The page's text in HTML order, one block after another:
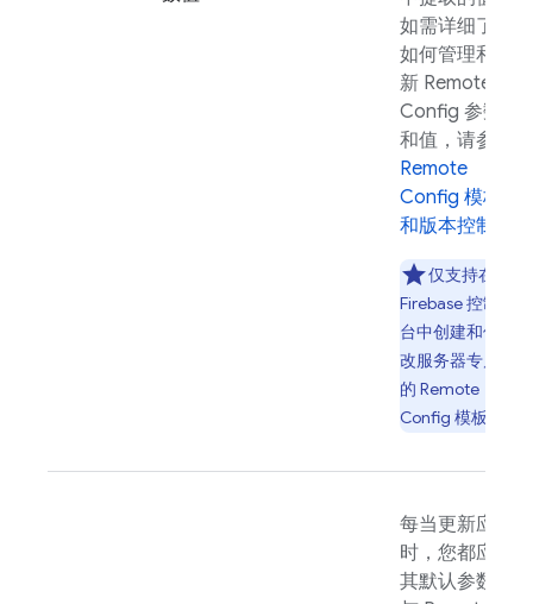
如需详细了解
如何管理和更
新 Remote
Config 参数
和值，请参阅
Remote
Config 模板
和版本控制
仅支持在
Firebase控制
台中创建和修
改服务器专属
的 Remote
Config 模板。
每当更新应用
时，您都应将
其默认参数值